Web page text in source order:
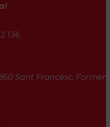
136
Sant Francesc,